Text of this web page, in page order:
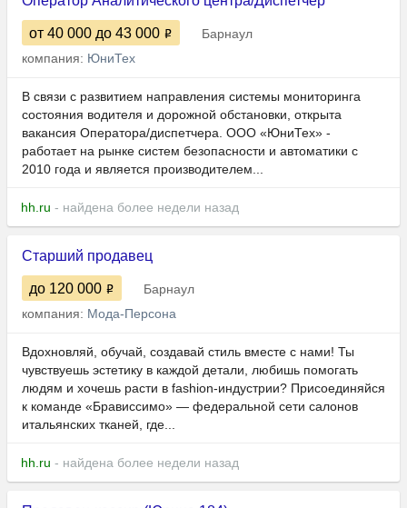
от 40 000 до 43 000
Барнаул
компания: ЮниТех
В связи с развитием направления системы мониторинга
состояния водителя и дорожной обстановки, открыта
вакансия Оператора/диспетчера. ООО «ЮниТех» -
работает на рынке систем безопасности и автоматики с
2010 года и является производителем...
hh.ru - найдена более недели назад
Старший продавец
до 120 000
Барнаул
компания: Мода-Персона
Вдохновляй, обучай, создавай стиль вместе с нами! Ты
чувствуешь эстетику в каждой детали, любишь помогать
людям и хочешь расти в fashion-индустрии? Присоединяйся
к команде «Брависсимо» — федеральной сети салонов
итальянских тканей, где...
hh.ru - найдена более недели назад